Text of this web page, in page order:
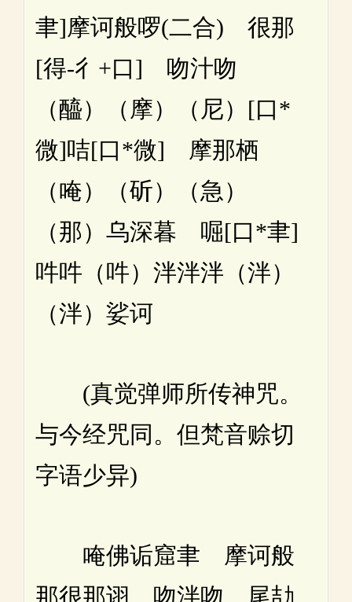
聿]摩诃般啰(二合) 很那
[得-彳+口] 吻汁吻
（醯）（摩）（尼）[口*
微]咭[口*微] 摩那栖
（唵）（斫）（急）
（那）乌深暮 啒[口*聿]
吽吽（吽）泮泮泮（泮）
（泮）娑诃
(真觉弹师所传神咒。
与今经咒同。但梵音赊切
字语少异)
唵佛诟窟聿 摩诃般
那很那诩 吻泮吻 尾劼